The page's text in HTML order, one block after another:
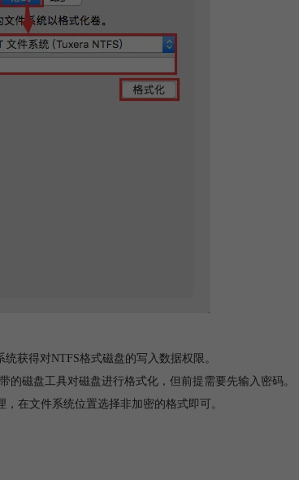
获得对NTFS格式磁盘的写入数据权限。
的磁盘工具对磁盘进行格式化，但前提需要先输入密码。
在文件系统位置选择非加密的格式即可。